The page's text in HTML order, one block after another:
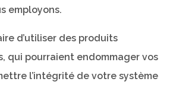
employons.
d’utiliser des produits
qui pourraient endommager vos
l’intégrité de votre système